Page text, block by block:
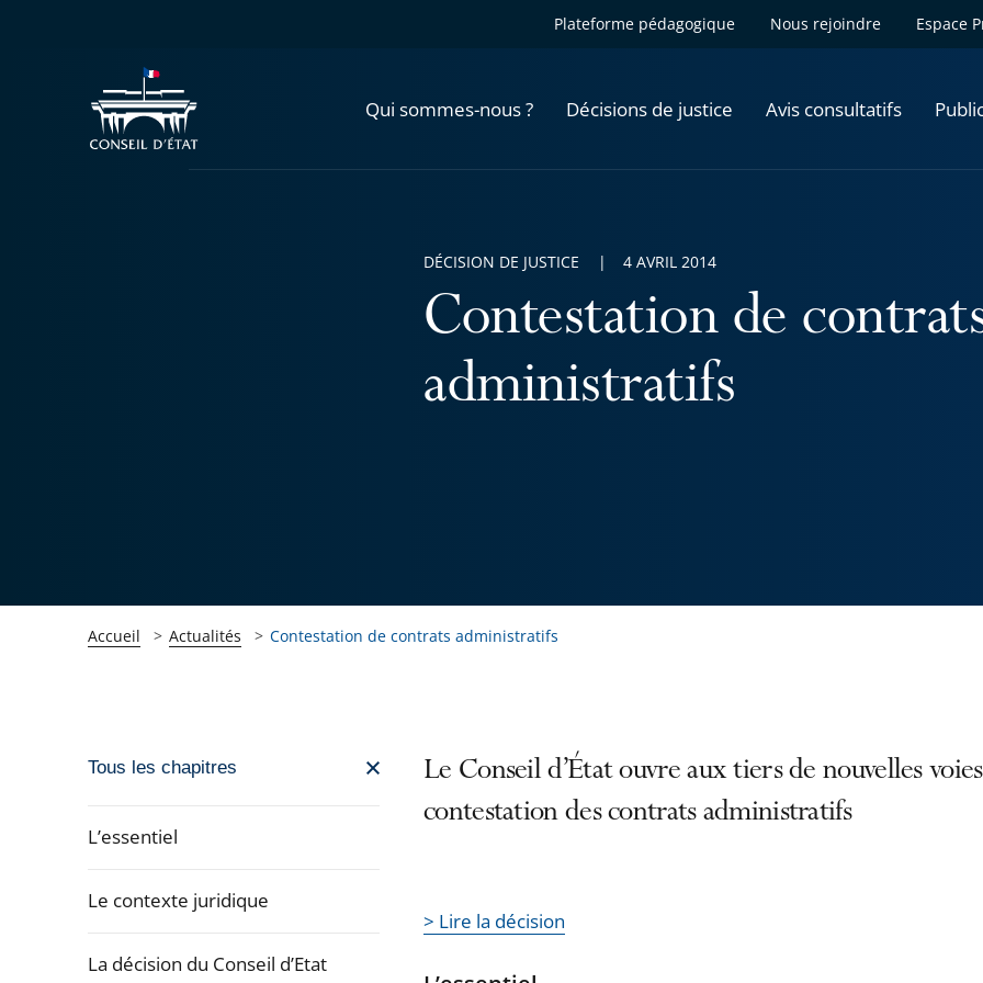
Plateforme pédagogique Nous rejoindre Espace
Qui sommes-nous ? Décisions de justice Avis consultatifs
Contestation de
administratifs
DÉCISION DE JUSTICE 4 AVRIL 2014
Accueil Actualités Contestation de contrats administratifs
Passer
navigation
l'article
Tous les chapitres
L’essentiel
Le contexte juridique
La décision du Conseil d’Etat
Le Conseil d’État ouvre aux tiers de nouvelles
contestation des contrats administratifs
> Lire la décision